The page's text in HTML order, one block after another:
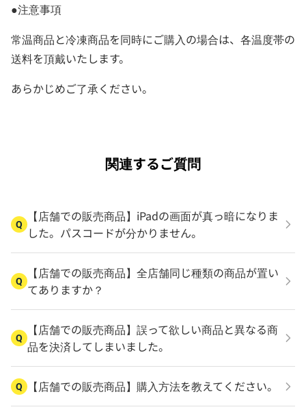
●注意事項
常温商品と冷凍商品を同時にご購入の場合は、各温度帯の
送料を頂戴いたします。
あらかじめご了承ください。
関連するご質問
Q
【店舗での販売商品】iPadの画面が真っ暗になりま
した。パスコードが分かりません。
Q
【店舗での販売商品】全店舗同じ種類の商品が置い
てありますか？
Q
【店舗での販売商品】誤って欲しい商品と異なる商
品を決済してしまいました。
Q 【店舗での販売商品】購入方法を教えてください。